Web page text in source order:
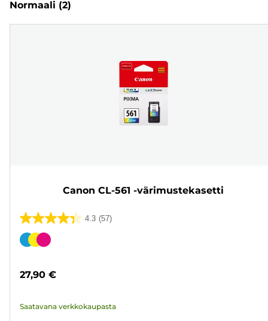
Normaali (2)
Canon CL-561 -värimustekasetti
4.3 (57)
4.3/5
tähteä.
Värikasetti
27,90 €
Saatavana verkkokaupasta